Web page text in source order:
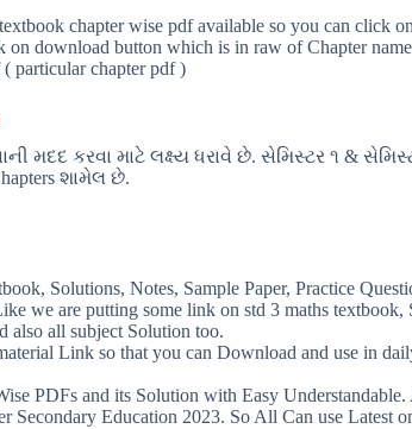
chapter wise pdf available so you can click
download button which is in raw of Chapter
particular chapter pdf )
મદદ કરવા માટે લક્ષ્ય ધરાવે છે. સેમિસ્ટર ૧ &
શામેલ છે.
Solutions, Notes, Sample Paper, Practice
we are putting some link on std 3 maths textbook,
also all subject Solution too.
Link so that you can Download and use in
PDFs and its Solution with Easy
Secondary Education 2023. So All Can use Latest